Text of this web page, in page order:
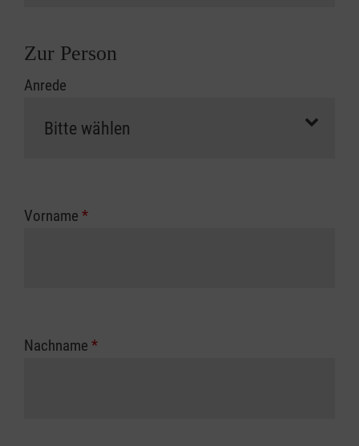
Zur Person
Anrede
Vorname *
Nachname *